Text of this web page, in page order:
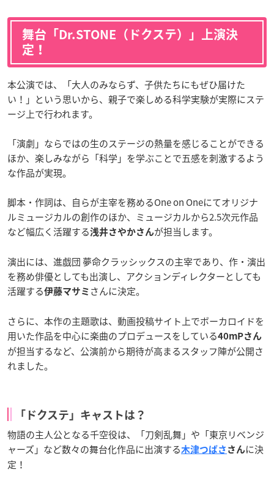
舞台「Dr.STONE（ドクステ）」上演決
定！
本公演では、「大人のみならず、子供たちにもぜひ届けた
い！」という思いから、親子で楽しめる科学実験が実際にステ
ージ上で行われます。
「演劇」ならではの生のステージの熱量を感じることができる
ほか、楽しみながら「科学」を学ぶことで五感を刺激するよう
な作品が実現。
脚本・作詞は、自らが主宰を務めるOne on Oneにてオリジナ
ルミュージカルの創作のほか、ミュージカルから2.5次元作品
など幅広く活躍する浅井さやかさんが担当します。
演出には、進戯団 夢命クラッシックスの主宰であり、作・演出
を務め俳優としても出演し、アクションディレクターとしても
活躍する伊藤マサミ さんに決定。
さらに、本作の主題歌は、動画投稿サイト上でボーカロイドを
用いた作品を中心に楽曲のプロデュースをしている40mPさん
が担当するなど、公演前から期待が高まるスタッフ陣が公開さ
れました。
「ドクステ」キャストは？
物語の主人公となる千空役は、「刀剣乱舞」や「東京リベンジ
ャーズ」など数々の舞台化作品に出演する 木津つばさ さんに決
定！